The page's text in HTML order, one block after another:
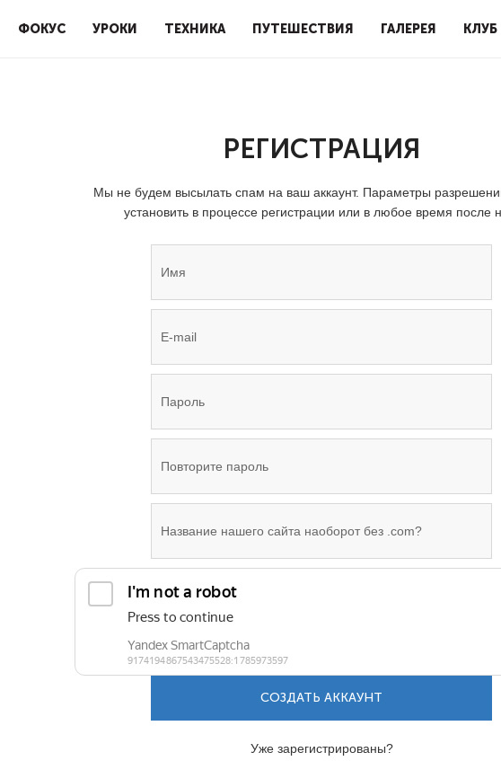
ФОКУС УРОКИ ТЕХНИКА ПУТЕШЕСТВИЯ ГАЛЕРЕЯ КЛУБ
РЕГИСТРАЦИЯ
Мы не будем высылать спам на ваш аккаунт. Параметры
установить в процессе регистрации или в любое время после
СОЗДАТЬ АККАУНТ
Уже зарегистрированы?